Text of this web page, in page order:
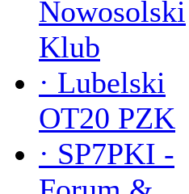
Nowosolski
Klub
· Lubelski
OT20 PZK
· SP7PKI -